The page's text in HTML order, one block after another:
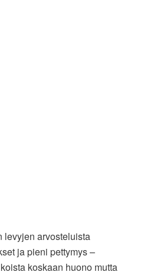
levyjen arvosteluista
ja pieni pettymys –
koskaan huono mutta